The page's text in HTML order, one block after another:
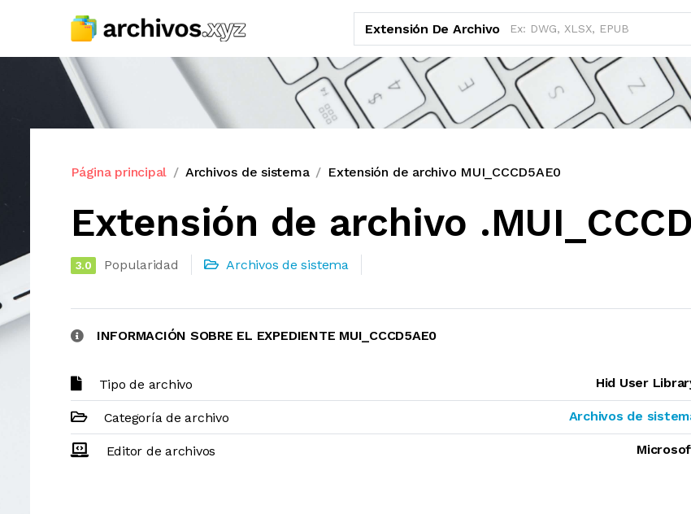
Extensión De Archivo
Página principal Archivos de sistema Extensión de archivo MUI_CCCD5AE0
Extensión de archivo
3.0 Popularidad Archivos de sistema
INFORMACIÓN SOBRE EL EXPEDIENTE MUI_CCCD5AE0
Tipo de archivo Hid User
Categoría de archivo Archivos de
Editor de archivos